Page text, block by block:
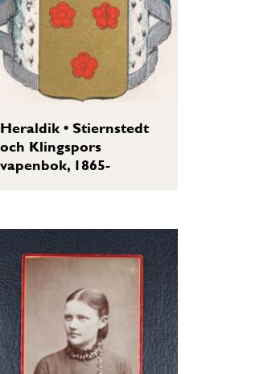
Heraldik•Stiernstedt
och Klingspors
vapenbok, 1865-